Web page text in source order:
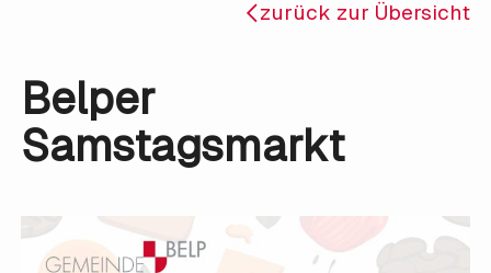
zurück zur Übersicht
Belper
Samstagsmarkt